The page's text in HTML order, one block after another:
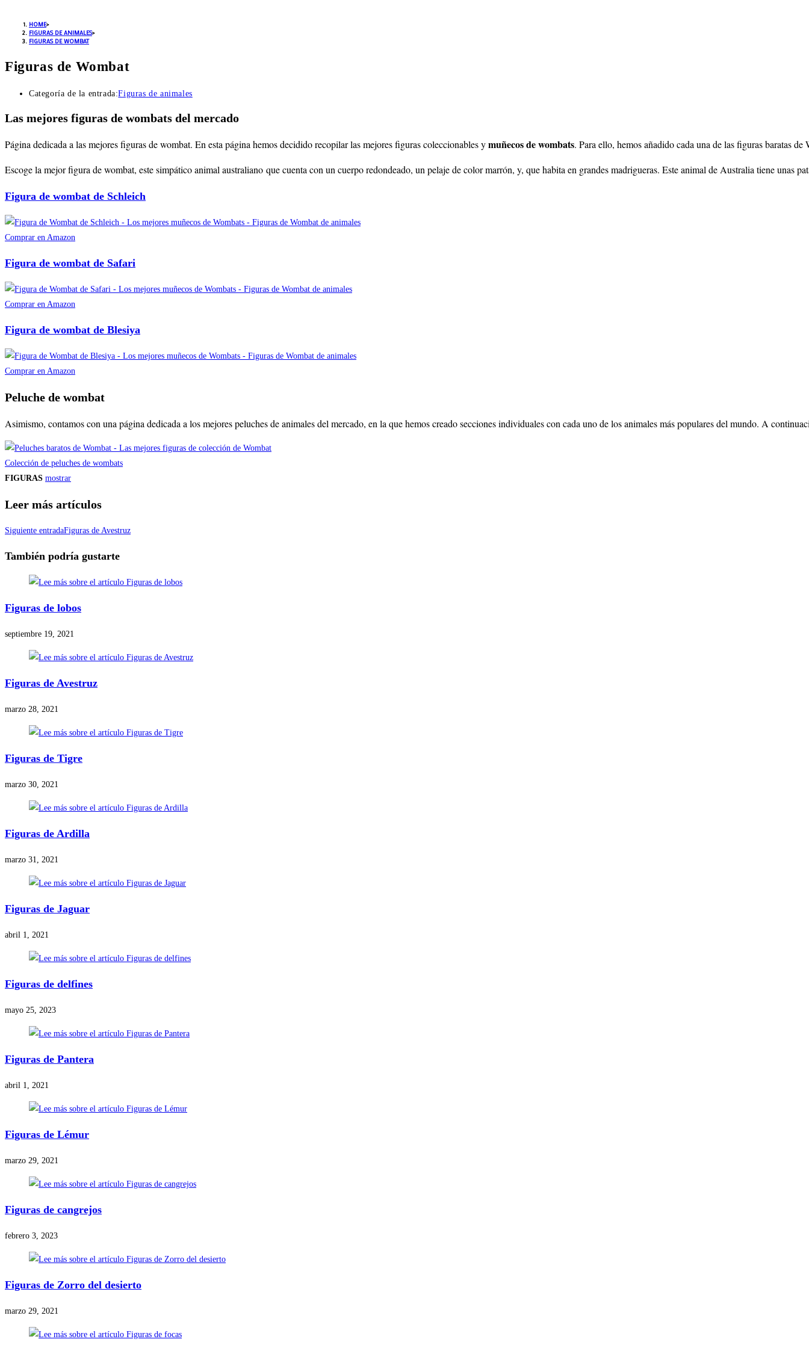
HOME>
FIGURAS DE ANIMALES>
FIGURAS DE WOMBAT
Figuras de Wombat
Categoría de la entrada:Figuras de animales
Las mejores figuras de wombats del mercado
Página dedicada a las mejores figuras de wombat. En esta página hemos decidido recopilar las mejores figuras coleccionables ymuñecos de wombats. Para ello, hemos añadido cada una de las figuras baratas
Escoge la mejor figura de wombat, este simpático animal australiano que cuenta con un cuerpo redondeado, un pelaje de color marrón, y, que habita en grandes madrigueras. Este animal de Australia tiene unas
Figura de wombat de Schleich
Comprar en Amazon
Figura de wombat de Safari
Comprar en Amazon
Figura de wombat de Blesiya
Comprar en Amazon
Peluche de wombat
Asimismo, contamos con una página dedicada a los mejores peluches de animales del mercado, en la que hemos creado secciones individuales con cada uno de los animales más populares del mundo. A
Colección de peluches de wombats
FIGURAS mostrar
Leer más artículos
Siguiente entradaFiguras de Avestruz
También podría gustarte
Figuras de lobos
septiembre 19, 2021
Figuras de Avestruz
marzo 28, 2021
Figuras de Tigre
marzo 30, 2021
Figuras de Ardilla
marzo 31, 2021
Figuras de Jaguar
abril 1, 2021
Figuras de delfines
mayo 25, 2023
Figuras de Pantera
abril 1, 2021
Figuras de Lémur
marzo 29, 2021
Figuras de cangrejos
febrero 3, 2023
Figuras de Zorro del desierto
marzo 29, 2021